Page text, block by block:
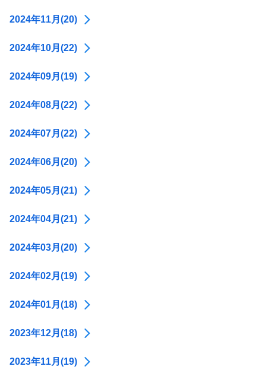
2024年11月(20)
2024年10月(22)
2024年09月(19)
2024年08月(22)
2024年07月(22)
2024年06月(20)
2024年05月(21)
2024年04月(21)
2024年03月(20)
2024年02月(19)
2024年01月(18)
2023年12月(18)
2023年11月(19)